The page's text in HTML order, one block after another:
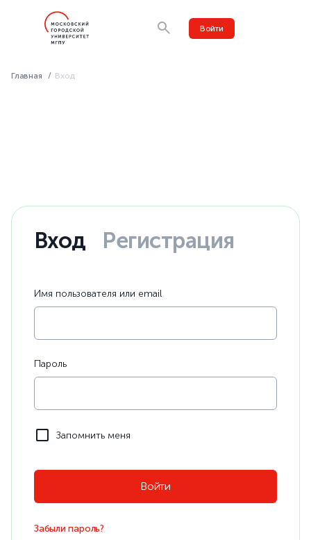
Войти
Главная Вход
Вход Регистрация
Имя пользователя или email
Пароль
Запомнить меня
Забыли пароль?